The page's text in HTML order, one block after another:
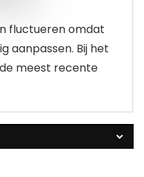
fluctueren omdat
aanpassen. Bij het
meest recente